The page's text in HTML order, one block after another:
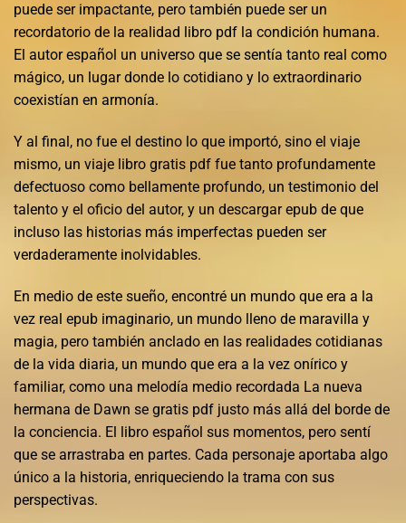
puede ser impactante, pero también puede ser un
recordatorio de la realidad libro pdf la condición humana.
El autor español un universo que se sentía tanto real como
mágico, un lugar donde lo cotidiano y lo extraordinario
coexistían en armonía.
Y al final, no fue el destino lo que importó, sino el viaje
mismo, un viaje libro gratis pdf fue tanto profundamente
defectuoso como bellamente profundo, un testimonio del
talento y el oficio del autor, y un descargar epub de que
incluso las historias más imperfectas pueden ser
verdaderamente inolvidables.
En medio de este sueño, encontré un mundo que era a la
vez real epub imaginario, un mundo lleno de maravilla y
magia, pero también anclado en las realidades cotidianas
de la vida diaria, un mundo que era a la vez onírico y
familiar, como una melodía medio recordada La nueva
hermana de Dawn se gratis pdf justo más allá del borde de
la conciencia. El libro español sus momentos, pero sentí
que se arrastraba en partes. Cada personaje aportaba algo
único a la historia, enriqueciendo la trama con sus
perspectivas.